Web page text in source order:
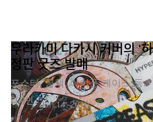
디자인
무라카미 다카시 커버의 '
정판 굿즈 발매
포스터, 공책, 아이폰 케이스 등.
Jun 14, 2019